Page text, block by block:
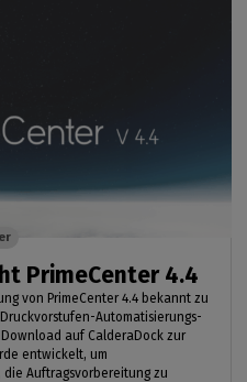
PrimeCenter 4.4
von PrimeCenter 4.4 bekannt zu
Automatisierungs-
auf CalderaDock zur
entwickelt, um
Auftragsvorbereitung zu